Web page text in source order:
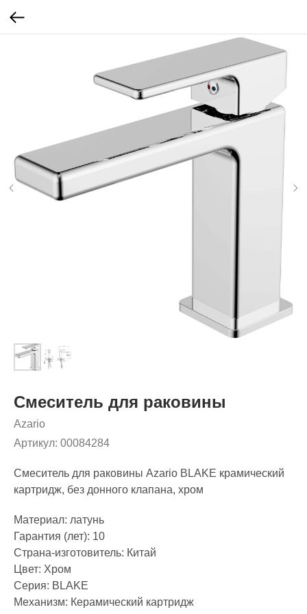
Смеситель для раковины
Azario
Артикул: 00084284
Смеситель для раковины Azario BLAKE крамический
картридж, без донного клапана, хром
Материал: латунь
Гарантия (лет): 10
Страна-изготовитель: Китай
Цвет: Хром
Серия: BLAKE
Механизм: Керамический картридж